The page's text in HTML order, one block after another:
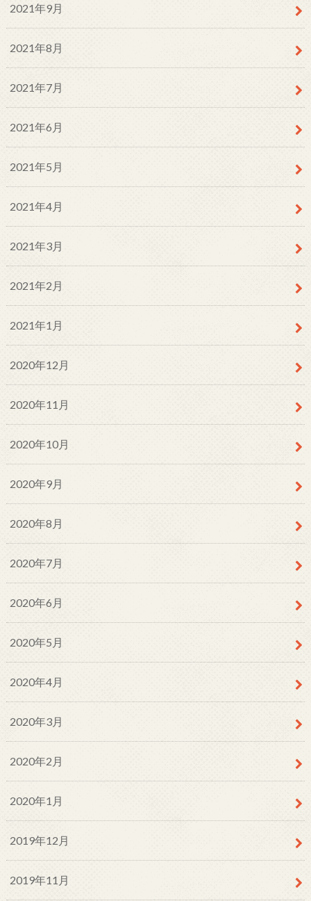
2021年9月
2021年8月
2021年7月
2021年6月
2021年5月
2021年4月
2021年3月
2021年2月
2021年1月
2020年12月
2020年11月
2020年10月
2020年9月
2020年8月
2020年7月
2020年6月
2020年5月
2020年4月
2020年3月
2020年2月
2020年1月
2019年12月
2019年11月